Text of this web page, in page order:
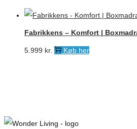
Fabrikkens – Komfort |
5.999 kr. Køb her